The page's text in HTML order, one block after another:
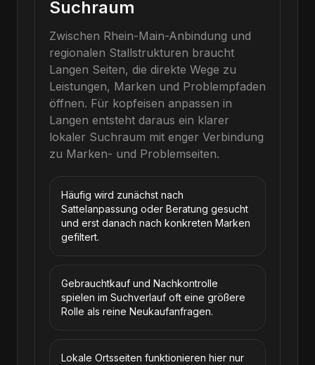
Suchraum
Zwischen Rhein-Main-Anbindung und
regionalen Stallstrukturen braucht
Langen Seiten, die direkte Wege zu
Leistungen, Marken und Problempfaden
öffnen. Für kopfeisen anpassen in
Langen entsteht daraus ein klarer
lokaler Suchraum mit enger Verbindung
zu Marken- und Problemseiten.
Häufig wird zunächst nach
Sattelanpassung oder Beratung gesucht
und erst danach nach konkreten Marken
gefiltert.
Gebrauchtkauf und Nachkontrolle
spielen im Suchverlauf oft eine größere
Rolle als reine Neukaufanfragen.
Lokale Ortsseiten funktionieren hier nur